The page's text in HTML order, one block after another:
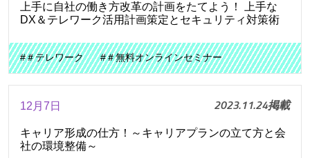
上手に自社の働き方改革の計画をたてよう！ 上手な
DX＆テレワーク活用計画策定とセキュリティ対策術
#＃テレワーク #＃無料オンラインセミナー
12月7日 2023.11.24掲載
キャリア形成の仕方！～キャリアプランの立て方と会
社の環境整備～